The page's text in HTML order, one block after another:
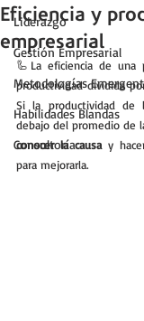
Liderazgo
Gestión Empresarial
Metodologías
Habilidades Blandas
Consultoría
Eficiencia y
empresarial
🦾La eficiencia de una
productividad dividida
Si la productividad de
conocer la causa y
para mejorarla.